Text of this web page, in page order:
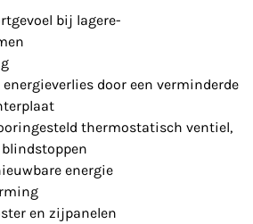
bij lagere-
door een verminderde
thermostatisch ventiel,
energie
en zijpanelen